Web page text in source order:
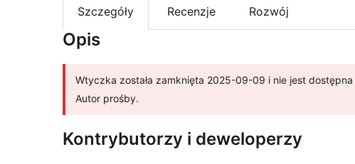
Szczegóły Recenzje Rozwój
Opis
Wtyczka została zamknięta 2025-09-09 i nie jest
Autor prośby.
Kontrybutorzy i deweloperzy